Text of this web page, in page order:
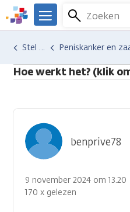
Overslaan
en
naar
inhoud
gaan
We
er
voor
je.
Zoeken
Menu
Hulp en ondersteuning
Stel je vraag aan een professional Peniskanker en
Hoe werkt het? (klik
benprive78
9 november 2024 om 13.20
170 x gelezen